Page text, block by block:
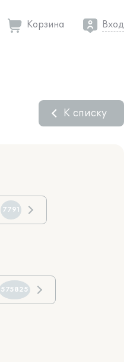
Корзина Вход
К списку
7791
575825